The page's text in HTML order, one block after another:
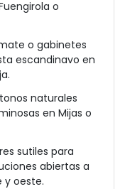
o
o gabinetes
escandinavo en
naturales
en Mijas o
sutiles para
abiertas a
y oeste.